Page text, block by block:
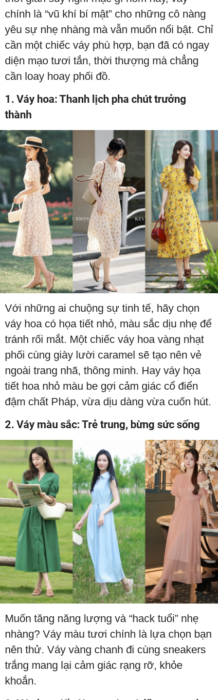
chính là “vũ khí bí mật” cho những cô nàng
yêu sự nhẹ nhàng mà vẫn muốn nổi bật. Chỉ
cần một chiếc váy phù hợp, bạn đã có ngay
diện mạo tươi tắn, thời thượng mà chẳng
cần loay hoay phối đồ.
1. Váy hoa: Thanh lịch pha chút trưởng
thành
Với những ai chuộng sự tinh tế, hãy chọn
váy hoa có họa tiết nhỏ, màu sắc dịu nhẹ để
tránh rối mắt. Một chiếc váy hoa vàng nhạt
phối cùng giày lười caramel sẽ tạo nên vẻ
ngoài trang nhã, thông minh. Hay váy họa
tiết hoa nhỏ màu be gợi cảm giác cổ điển
đậm chất Pháp, vừa dịu dàng vừa cuốn hút.
2. Váy màu sắc: Trẻ trung, bừng sức sống
Muốn tăng năng lượng và “hack tuổi” nhẹ
nhàng? Váy màu tươi chính là lựa chọn bạn
nên thử. Váy vàng chanh đi cùng sneakers
trắng mang lại cảm giác rạng rỡ, khỏe
khoắn.